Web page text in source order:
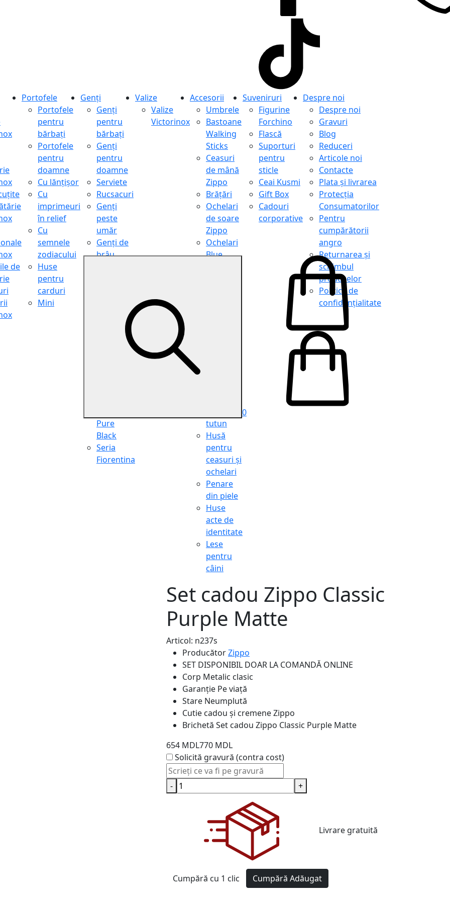
de
Portofele
Portofele
pentru
bărbați
Portofele
pentru
doamne
Cu lănțișor
Cu
imprimeuri
în relief
Cu
semnele
zodiacului
Huse
pentru
carduri
Mini
Genți
Genți
pentru
bărbați
Genți
pentru
doamne
Serviete
Rucsacuri
Genți
peste
umăr
Genți de
brâu
cosmetice
Pure
Black
Seria
Fiorentina
Valize
Valize
Victorinox
Accesorii
Umbrele
Bastoane
Walking
Sticks
Ceasuri
de mână
Zippo
Brățări
Ochelari
de soare
Zippo
Ochelari
Blue
tutun
Husă
pentru
ceasuri și
ochelari
Penare
din piele
Huse
acte de
identitate
Lese
pentru
câini
Suveniruri
Figurine
Forchino
Flască
Suporturi
pentru
sticle
Ceai Kusmi
Gift Box
Cadouri
corporative
Despre noi
Despre noi
Gravuri
Blog
Reduceri
Articole noi
Contacte
Plata și livrarea
Protecţia
Consumatorilor
Pentru
cumpărătorii
angro
Returnarea și
schimbul
produselor
Politica de
confidențialitate
0
Set cadou Zippo Classic
Purple Matte
Articol: n237s
ProducătorZippo
SET DISPONIBIL DOAR LA COMANDĂ ONLINE
Corp Metalic clasic
Garanție Pe viață
Stare Neumplută
Cutie cadou și cremeneZippo
Brichetă Set cadou Zippo Classic Purple Matte
654 MDL770 MDL
Solicită gravură (contra cost)
- +
Livrare gratuită
Cumpără cu 1 clic Cumpără Adăugat